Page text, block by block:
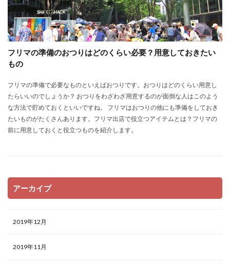
フリマの準備のおつりはどのくらい必要？用意しておきたい
もの
フリマの準備で必要なものといえばおつりです。おつりはどのくらい用意し
たらいいのでしょうか？ おつりをわざわざ用意するのが面倒な人はこのよう
な方法で貯めておくといいですね。 フリマはおつりの他にも準備をしておき
たいものがたくさんあります。フリマ出店で役立つアイテムとは？フリマの
前に用意しておくと役立つものを紹介します。
アーカイブ
2019年12月
2019年11月